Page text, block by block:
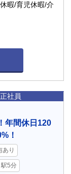
暇/育児休暇/介
正社員
年間休日120
！
あり
駅5分